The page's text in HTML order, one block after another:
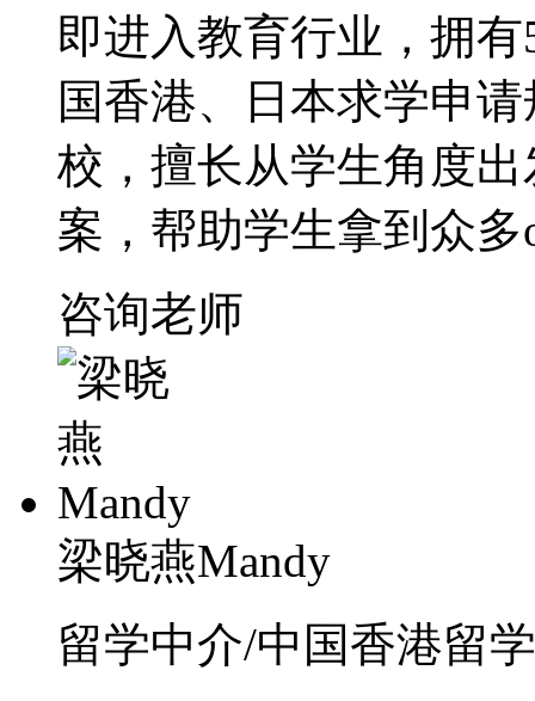
即进入教育行业，拥
国香港、日本求学申
校，擅长从学生角度
案，帮助学生拿到众
咨询老师
梁晓燕Mandy
留学中介/中国香港留